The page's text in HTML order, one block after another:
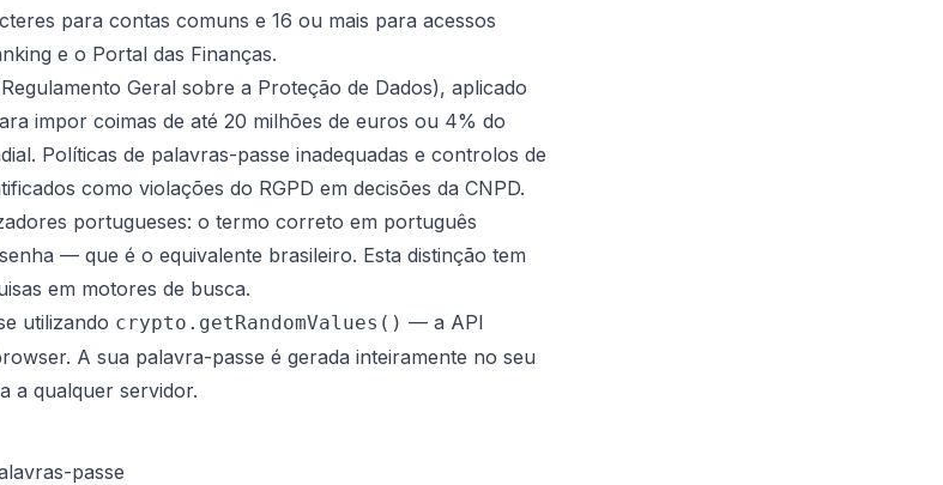
para contas comuns e 16 ou mais para acessos
e o Portal das Finanças.
Geral sobre a Proteção de Dados), aplicado
impor coimas de até 20 milhões de euros ou 4% do
Políticas de palavras-passe inadequadas e controlos de
como violações do RGPD em decisões da CNPD.
portugueses: o termo correto em português
senha — que é o equivalente brasileiro. Esta distinção tem
em motores de busca.
utilizando crypto.getRandomValues() — a API
A sua palavra-passe é gerada inteiramente no seu
a qualquer servidor.
passe